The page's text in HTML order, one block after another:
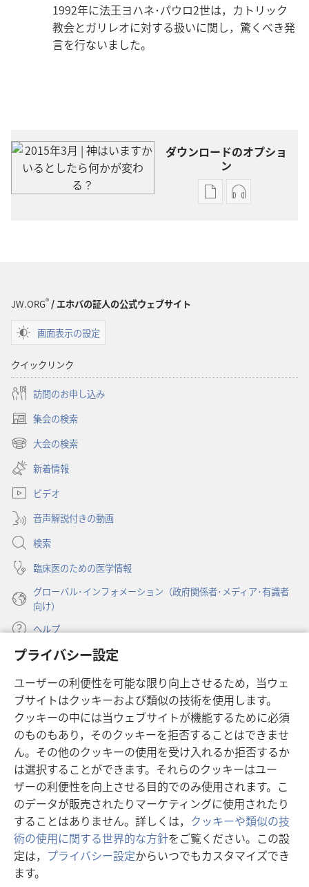
プライバシー設定
ユーザーの利便性を可能な限り向上させるため，当ウェ
ブサイトはクッキーおよび類似の技術を使用します。
クッキーの中には当ウェブサイトが機能するために必須
のものもあり，そのクッキーを拒否することはできませ
ん。その他のクッキーの使用を受け入れるか拒否するか
は選択することができます。それらのクッキーはユー
ザーの利便性を向上させる目的でのみ使用されます。こ
のデータが販売されたりマーケティングに使用されたり
することはありません。詳しくは， クッキーや類似の技
術の使用に関する世界的な方針をご覧ください。この設
定は， プライバシー設定からいつでもカスタマイズでき
ます。
1992年に法王ヨハネ･パウロ2世は，カトリック
教会とガリレオに対する扱いに関し，驚くべき発
言を行ないました。
ダウンロードのオプショ
ン
出
い
と
ら
何
か
が
変
わ
る？
オー
い
と
ら
何
か
が
変
わ
る？
JW.ORG®/ エホバの証人の公式ウェブサイト
画面表示の設定
クイックリンク
訪問のお申し込み
集会の検索
（新
し
タ
で
開
く）
大会の検索
（新
し
い
タ
ブ
で
開
く）
新着情報
ビデオ
音声解説付きの動画
検索
臨床医のための医学情報
グローバル･インフォメーション（政府関係者･メディア･有識者
向け）
ヘルプ
寄付
し
い
タ
ブ
で
開
く）
ものみの塔 オンライン・ライブラリー
（新
し
い
タ
ブ
で
開
く）
JW Hub ®
（新
し
い
タ
ブ
で
開
く）
JW Library ®
Watchtower Library®
Copyright
利用規約